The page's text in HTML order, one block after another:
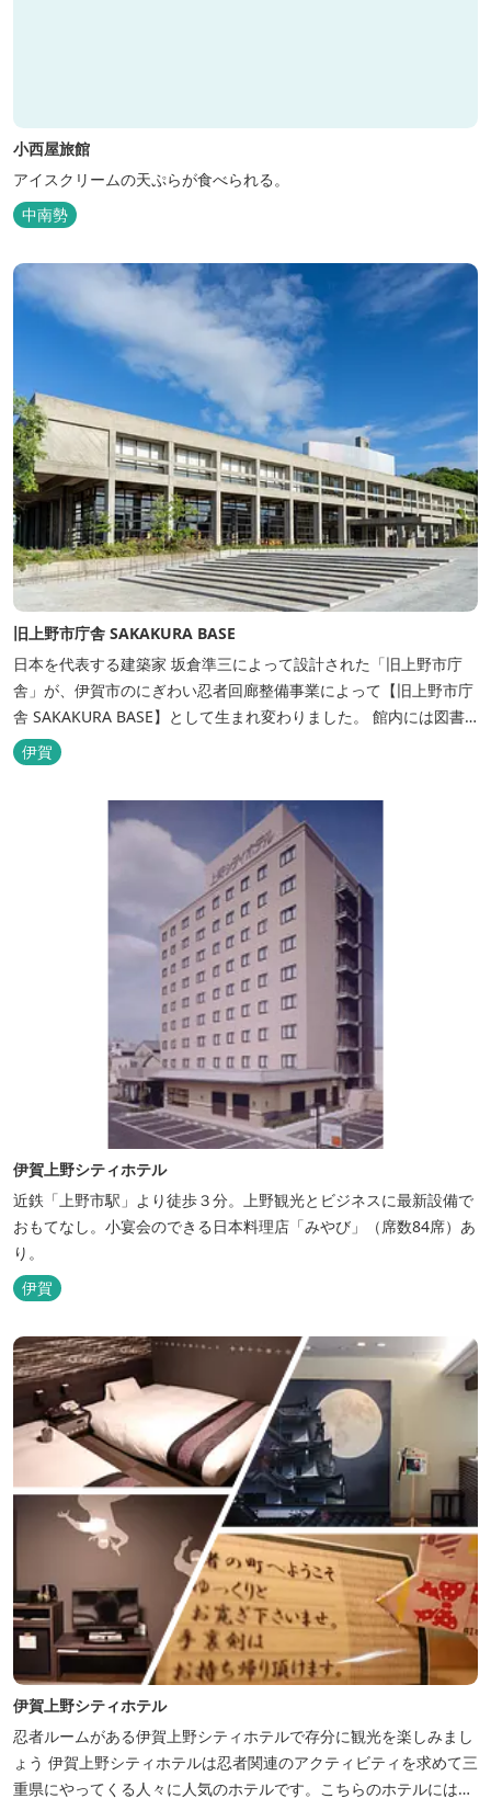
小西屋旅館
アイスクリームの天ぷらが食べられる。
中南勢
旧上野市庁舎 SAKAKURA BASE
日本を代表する建築家 坂倉準三によって設計された「旧上野市庁
舎」が、伊賀市のにぎわい忍者回廊整備事業によって【旧上野市庁
舎 SAKAKURA BASE】として生まれ変わりました。 館内には図書
館やホテル、カフェがあるほか、観光案内所「伊賀市観光インフォ
メーションセンター」や伊賀の逸品を取り揃えた「伊賀百貨
伊賀
伊賀上野シティホテル
近鉄「上野市駅」より徒歩３分。上野観光とビジネスに最新設備で
おもてなし。小宴会のできる日本料理店「みやび」（席数84席）あ
り。
伊賀
伊賀上野シティホテル
忍者ルームがある伊賀上野シティホテルで存分に観光を楽しみまし
ょう 伊賀上野シティホテルは忍者関連のアクティビティを求めて三
重県にやってくる人々に人気のホテルです。こちらのホテルには、